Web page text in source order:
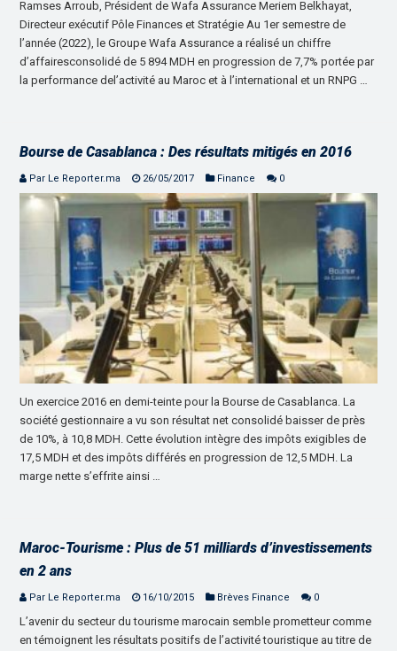
Ramses Arroub, Président de Wafa Assurance Meriem Belkhayat,
Directeur exécutif Pôle Finances et Stratégie Au 1er semestre de
l’année (2022), le Groupe Wafa Assurance a réalisé un chiffre
d’affairesconsolidé de 5 894 MDH en progression de 7,7% portée par
la performance del’activité au Maroc et à l’international et un RNPG …
Bourse de Casablanca : Des résultats mitigés en 2016
Par Le Reporter.ma 26/05/2017 Finance 0
Un exercice 2016 en demi-teinte pour la Bourse de Casablanca. La
société gestionnaire a vu son résultat net consolidé baisser de près
de 10%, à 10,8 MDH. Cette évolution intègre des impôts exigibles de
17,5 MDH et des impôts différés en progression de 12,5 MDH. La
marge nette s’effrite ainsi …
Maroc-Tourisme : Plus de 51 milliards d’investissements
en 2 ans
Par Le Reporter.ma 16/10/2015 Brèves Finance 0
L’avenir du secteur du tourisme marocain semble prometteur comme
en témoignent les résultats positifs de l’activité touristique au titre de